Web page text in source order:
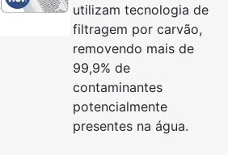
utilizam tecnologia de
filtragem por carvão,
removendo mais de
99,9% de
contaminantes
potencialmente
presentes na água.